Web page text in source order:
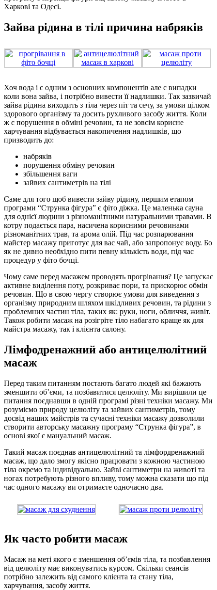
Харкові та Одесі.
Зайва рідина в тілі причина набряків
Хоч вода і є одним з основних компонентів але є випадки
коли вона зайва, і потрібно вивести її надлишки. Так зазвичай
зайва рідина виходить з тіла через піт та сечу, за умови цілком
здорового організму та досить рухливого засобу життя. Коли
ж є порушення в обміні речовин, та не зовсім корисне
харчування відбувається накопичення надлишків, що
призводить до:
набряків
порушення обміну речовин
збільшення ваги
зайвих сантиметрів на тілі
Саме для того щоб вивести зайву рідину, першим етапом
програми “Струнка фігура” є фіто діжка. Це маленька сауна
для однієї людини з різноманітними натуральними травами. В
котру подається пара, насичена корисними речовинами
різноманітних трав, та арома олій. Під час розпарювання
майстер масажу приготує для вас чай, або запропонує воду. Бо
як не дивно необхідно пити певну кількість води, під час
процедур у фіто бочці.
Чому саме перед масажем проводять прогрівання? Це запускає
активне виділення поту, розкриває пори, та прискорює обмін
речовин. Що в свою чергу створює умови для виведення з
організму природним шляхом шкідливих речовин, та рідини з
проблемних частин тіла, таких як: руки, ноги, обличчя, живіт.
Також робити масаж на розігріте тіло набагато краще як для
майстра масажу, так і клієнта салону.
Лімфодренажний або антицелюлітний
масаж
Перед таким питанням постають багато людей які бажають
зменшити об’єми, та позбавитися целюліту. Ми вирішили це
питання поєднавши в одній програмі різні техніки масажу. Ми
розуміємо природу целюліту та зайвих сантиметрів, тому
досвід наших майстрів та сучасні техніки масажу дозволили
створити авторську масажну програму “Струнка фігура”, в
основі якої є мануальний масаж.
Такий масаж поєднав антицелюлітний та лімфордренажний
масаж, що дало змогу якісно працювати з кожною частиною
тіла окремо та індивідуально. Зайві сантиметри на животі та
ногах потребують різного впливу, тому можна сказати що під
час одного масажу ви отримаєте одночасно два.
Як часто робити масаж
Масаж на меті якого є зменшення об’ємів тіла, та позбавлення
від целюліту має виконуватись курсом. Скільки сеансів
потрібно залежить від самого клієнта та стану тіла,
харчування, засобу життя.